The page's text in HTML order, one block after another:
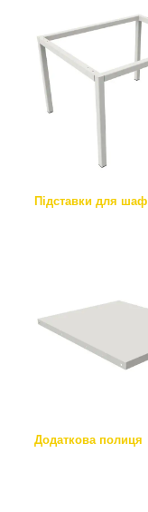
Підставки для шаф
Додаткова полиця